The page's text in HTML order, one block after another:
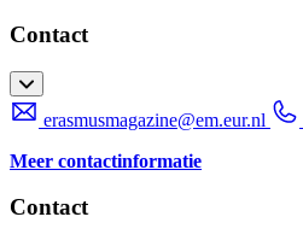
Contact
erasmusmagazine@em.eur.nl
Meer contactinformatie
Contact